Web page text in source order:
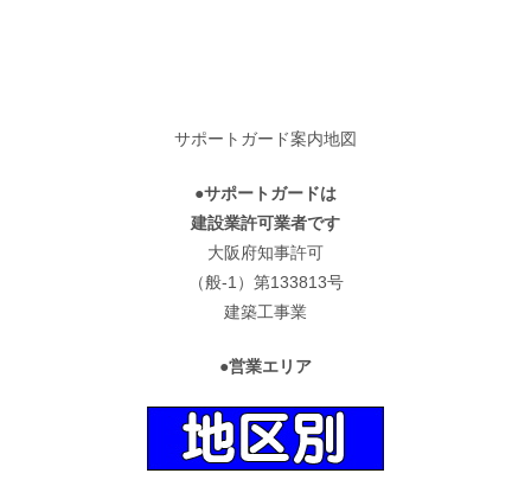
サポートガード案内地図
●サポートガードは
建設業許可業者です
大阪府知事許可
（般-1）第133813号
建築工事業
●営業エリア